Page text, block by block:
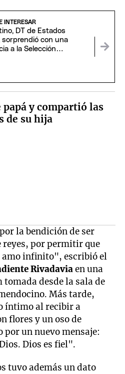
INTERESAR
DT de Estados
sorprendió con una
a la Selección
y compartió las
de su hija
la bendición de ser
reyes, por permitir que
amo infinito", escribió el
Rivadaviaen una
desde la sala de
Más tarde,
íntimo al recibir a
flores y un oso de
por un nuevo mensaje:
Dios es fiel".
tuvo además un dato